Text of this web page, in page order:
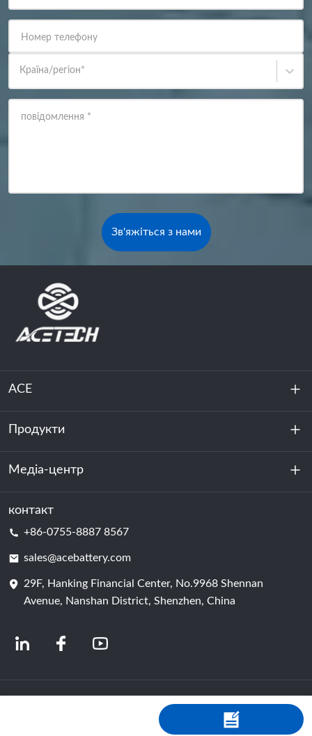
Номер телефону
Країна/регіон*
повідомлення *
Зв'яжіться з нами
ACE
Про нас
Стійкість
Продукти
Зберігання енергії
Центр обробки даних та серверна кімната
Елемент батареї
Медіа-центр
Новини
контакт
+86-0755-8887 8567
sales@acebattery.com
29F, Hanking Financial Center, No.9968 Shennan
Avenue, Nanshan District, Shenzhen, China
© 2024 Китайські виробники літій-іонних акумуляторів | Завод і компанія з
виробництва літієвих акумуляторів | Акумулятор ACE від Shopastro
粤ICP备2022150578号 -4